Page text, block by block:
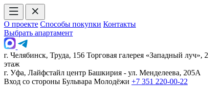
О проекте Способы покупки Контакты
Выбрать апартамент
г. Челябинск, Труда, 156 Торговая галерея «Западный луч», 2
этаж
г. Уфа, Лайфстайл центр Башкирия - ул. Менделеева, 205А
Вход со стороны Бульвара Молодёжи +7 351 220-00-22